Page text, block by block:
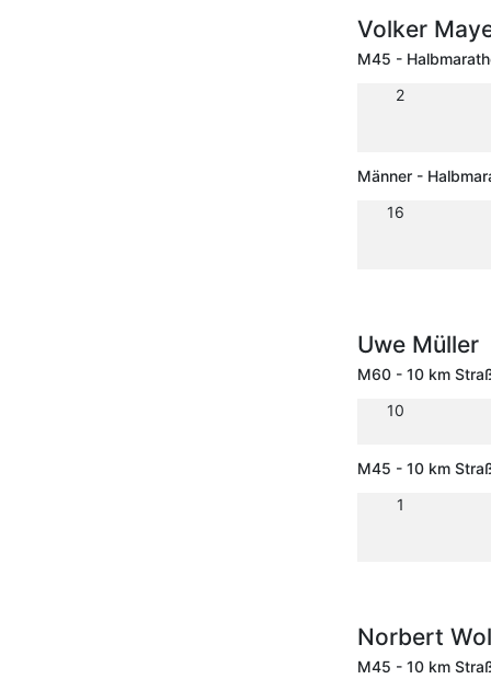
Volker
M45 -
2
Männer -
16
Uwe Müller
M60 - 10 km
10
M45 - 10 km
1
Norbert
M45 - 10 km